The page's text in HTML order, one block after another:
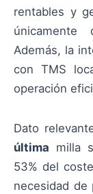
rentables y
únicamente
Además, la
con TMS
operación
Dato
última milla
53% del
necesidad de